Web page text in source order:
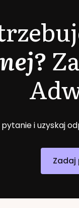
i uzyskaj
Zadaj